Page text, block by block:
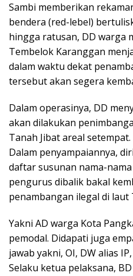
Sambi memberikan
bendera (red-lebel)
hingga ratusan, DD warga
Tembelok Karanggan
dalam waktu dekat
tersebut akan segera
Dalam operasinya, DD
akan dilakukan
Tanah Jibat areal setempat.
Dalam penyampaiannya,
daftar susunan nama-
pengurus dibalik bakal
penambangan ilegal di laut
Yakni AD warga Kota
pemodal. Didapati juga
jawab yakni, OI, DW alias
Selaku ketua pelaksana,